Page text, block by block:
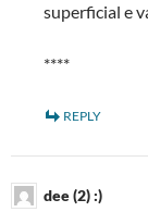
superficial e
****
REPLY
dee (2) :)